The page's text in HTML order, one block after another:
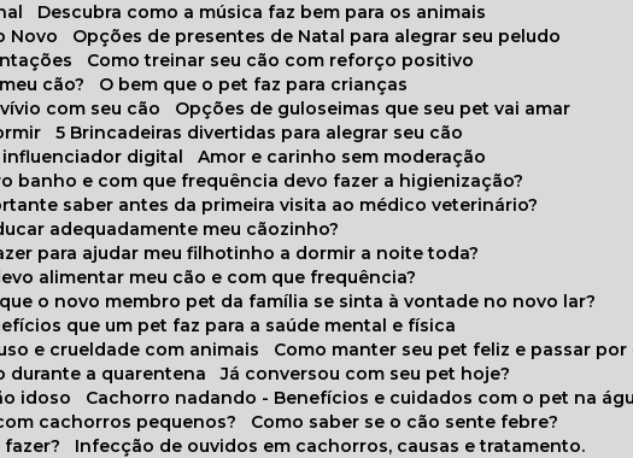
Descubra como a música faz bem para os animais
Novo
Opções de presentes de Natal para alegrar seu peludo
Como treinar seu cão com reforço positivo
cão?
O bem que o pet faz para crianças
com seu cão
Opções de guloseimas que seu pet vai amar
5 Brincadeiras divertidas para alegrar seu cão
influenciador digital
Amor e carinho sem moderação
banho e com que frequência devo fazer a higienização?
saber antes da primeira visita ao médico veterinário?
adequadamente meu cãozinho?
para ajudar meu filhotinho a dormir a noite toda?
alimentar meu cão e com que frequência?
o novo membro pet da família se sinta à vontade no novo lar?
que um pet faz para a saúde mental e física
e crueldade com animais
Como manter seu pet feliz e passar
durante a quarentena
Já conversou com seu pet hoje?
idoso
Cachorro nadando - Benefícios e cuidados com o pet na
cachorros pequenos?
Como saber se o cão sente febre?
fazer?
Infecção de ouvidos em cachorros, causas e tratamento.